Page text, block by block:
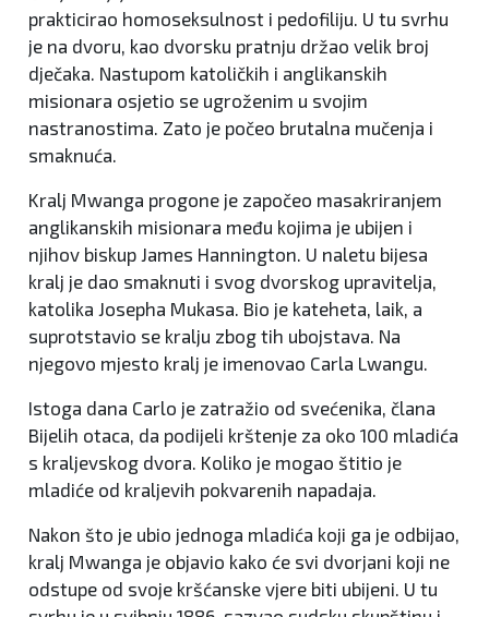
prakticirao homoseksulnost i pedofiliju. U tu svrhu
je na dvoru, kao dvorsku pratnju držao velik broj
dječaka. Nastupom katoličkih i anglikanskih
misionara osjetio se ugroženim u svojim
nastranostima. Zato je počeo brutalna mučenja i
smaknuća.
Kralj Mwanga progone je započeo masakriranjem
anglikanskih misionara među kojima je ubijen i
njihov biskup James Hannington. U naletu bijesa
kralj je dao smaknuti i svog dvorskog upravitelja,
katolika Josepha Mukasa. Bio je kateheta, laik, a
suprotstavio se kralju zbog tih ubojstava. Na
njegovo mjesto kralj je imenovao Carla Lwangu.
Istoga dana Carlo je zatražio od svećenika, člana
Bijelih otaca, da podijeli krštenje za oko 100 mladića
s kraljevskog dvora. Koliko je mogao štitio je
mladiće od kraljevih pokvarenih napadaja.
Nakon što je ubio jednoga mladića koji ga je odbijao,
kralj Mwanga je objavio kako će svi dvorjani koji ne
odstupe od svoje kršćanske vjere biti ubijeni. U tu